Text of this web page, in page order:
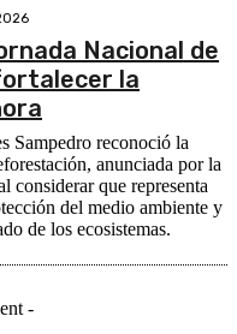
Nacional de
la
Sampedro reconoció la
anunciada por la
considerar que representa
del medio ambiente y
de los ecosistemas.
-